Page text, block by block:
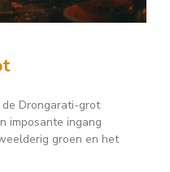
Drongarati-grot
imposante ingang
groen en het